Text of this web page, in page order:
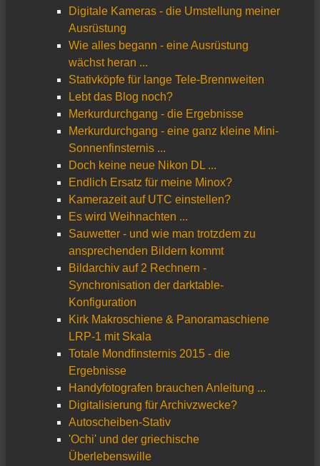
Digitale Kameras - die Umstellung meiner
Ausrüstung
Wie alles begann - eine Ausrüstung
wächst heran ...
Stativköpfe für lange Tele-Brennweiten
Lebt das Blog noch?
Merkurdurchgang - die Ergebnisse
Merkurdurchgang - eine ganz kleine Mini-
Sonnenfinsternis ...
Doch keine neue Nikon DL ...
Endlich Ersatz für meine Minox?
Kamerazeit auf UTC einstellen?
Es wird Weihnachten ...
Sauwetter - und wie man trotzdem zu
ansprechenden Bildern kommt
Bildarchiv auf 2 Rechnern -
Synchronisation der darktable-
Konfiguration
Kirk Makroschiene & Panoramaschiene
LRP-1 mit Skala
Totale Mondfinsternis 2015 - die
Ergebnisse
Handyfotografen brauchen Anleitung ...
Digitalisierung für Archivzwecke?
Autoscheiben-Stativ
'Ochi' und der griechische
Überlebenswille